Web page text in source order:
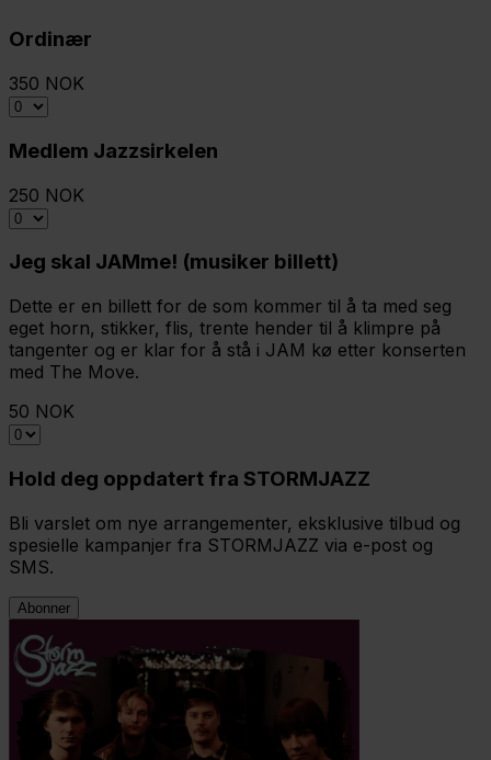
Ordinær
350 NOK
Medlem Jazzsirkelen
250 NOK
Jeg skal JAMme! (musiker billett)
Dette er en billett for de som kommer til å ta med seg
eget horn, stikker, flis, trente hender til å klimpre på
tangenter og er klar for å stå i JAM kø etter konserten
med The Move.
50 NOK
Hold deg oppdatert fra STORMJAZZ
Bli varslet om nye arrangementer, eksklusive tilbud og
spesielle kampanjer fra STORMJAZZ via e-post og
SMS.
Abonner